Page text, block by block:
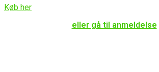
Køb her
eller gå til anmeldelse